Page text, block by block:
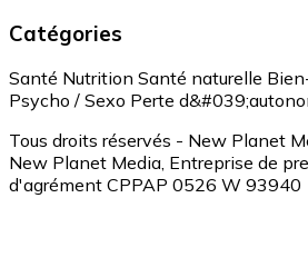
Catégories
Santé Nutrition Santé naturelle
Psycho / Sexo Perte
Tous droits réservés - New Planet
New Planet Media, Entreprise de
d'agrément CPPAP 0526 W 93940